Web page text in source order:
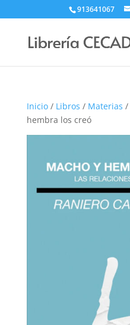
913641067
Inicio/ Libros / Materias /
hembra los creó